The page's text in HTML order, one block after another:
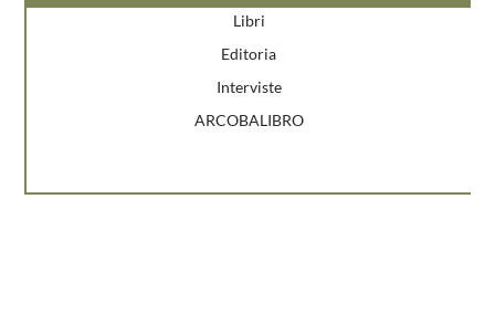
Libri
Editoria
Interviste
ARCOBALIBRO